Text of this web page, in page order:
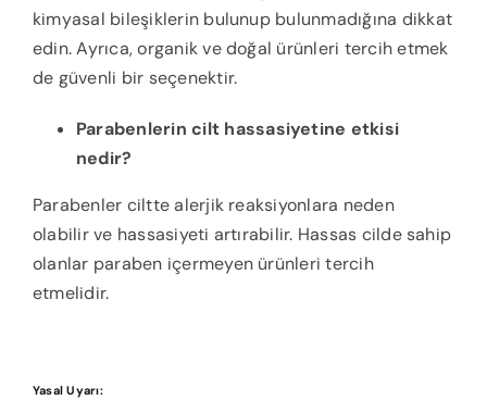
kimyasal bileşiklerin bulunup bulunmadığına dikkat
edin. Ayrıca, organik ve doğal ürünleri tercih etmek
de güvenli bir seçenektir.
Parabenlerin cilt hassasiyetine etkisi
nedir?
Parabenler ciltte alerjik reaksiyonlara neden
olabilir ve hassasiyeti artırabilir. Hassas cilde sahip
olanlar paraben içermeyen ürünleri tercih
etmelidir.
Yasal Uyarı: